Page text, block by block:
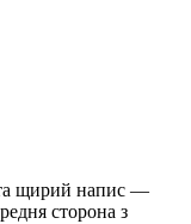
та щирий напис —
сторона з